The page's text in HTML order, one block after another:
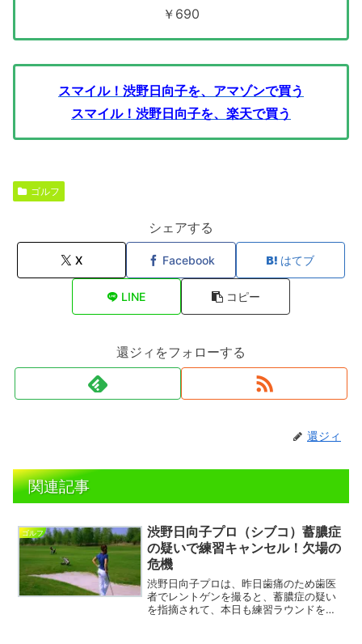
￥690
スマイル！渋野日向子を、アマゾンで買う
スマイル！渋野日向子を、楽天で買う
ゴルフ
シェアする
X Facebook はてブ
LINE コピー
還ジィをフォローする
還ジィ
関連記事
ゴルフ
渋野日向子プロ（シブコ）蓄膿症
の疑いで練習キャンセル！欠場の
危機
渋野日向子プロは、昨日歯痛のため歯医
者でレントゲンを撮ると、蓄膿症の疑い
を指摘されて、本日も練習ラウンドをや